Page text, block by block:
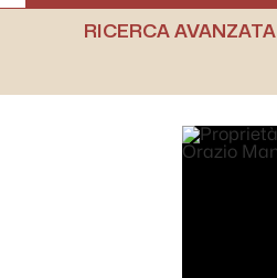
RICERCA AVANZATA